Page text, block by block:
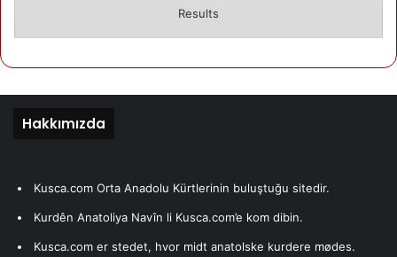
Results
Hakkımızda
Kusca.com Orta Anadolu Kürtlerinin buluştuğu sitedir.
Kurdên Anatoliya Navîn li Kusca.com’e kom dibin.
Kusca.com er stedet, hvor midt anatolske kurdere mødes.